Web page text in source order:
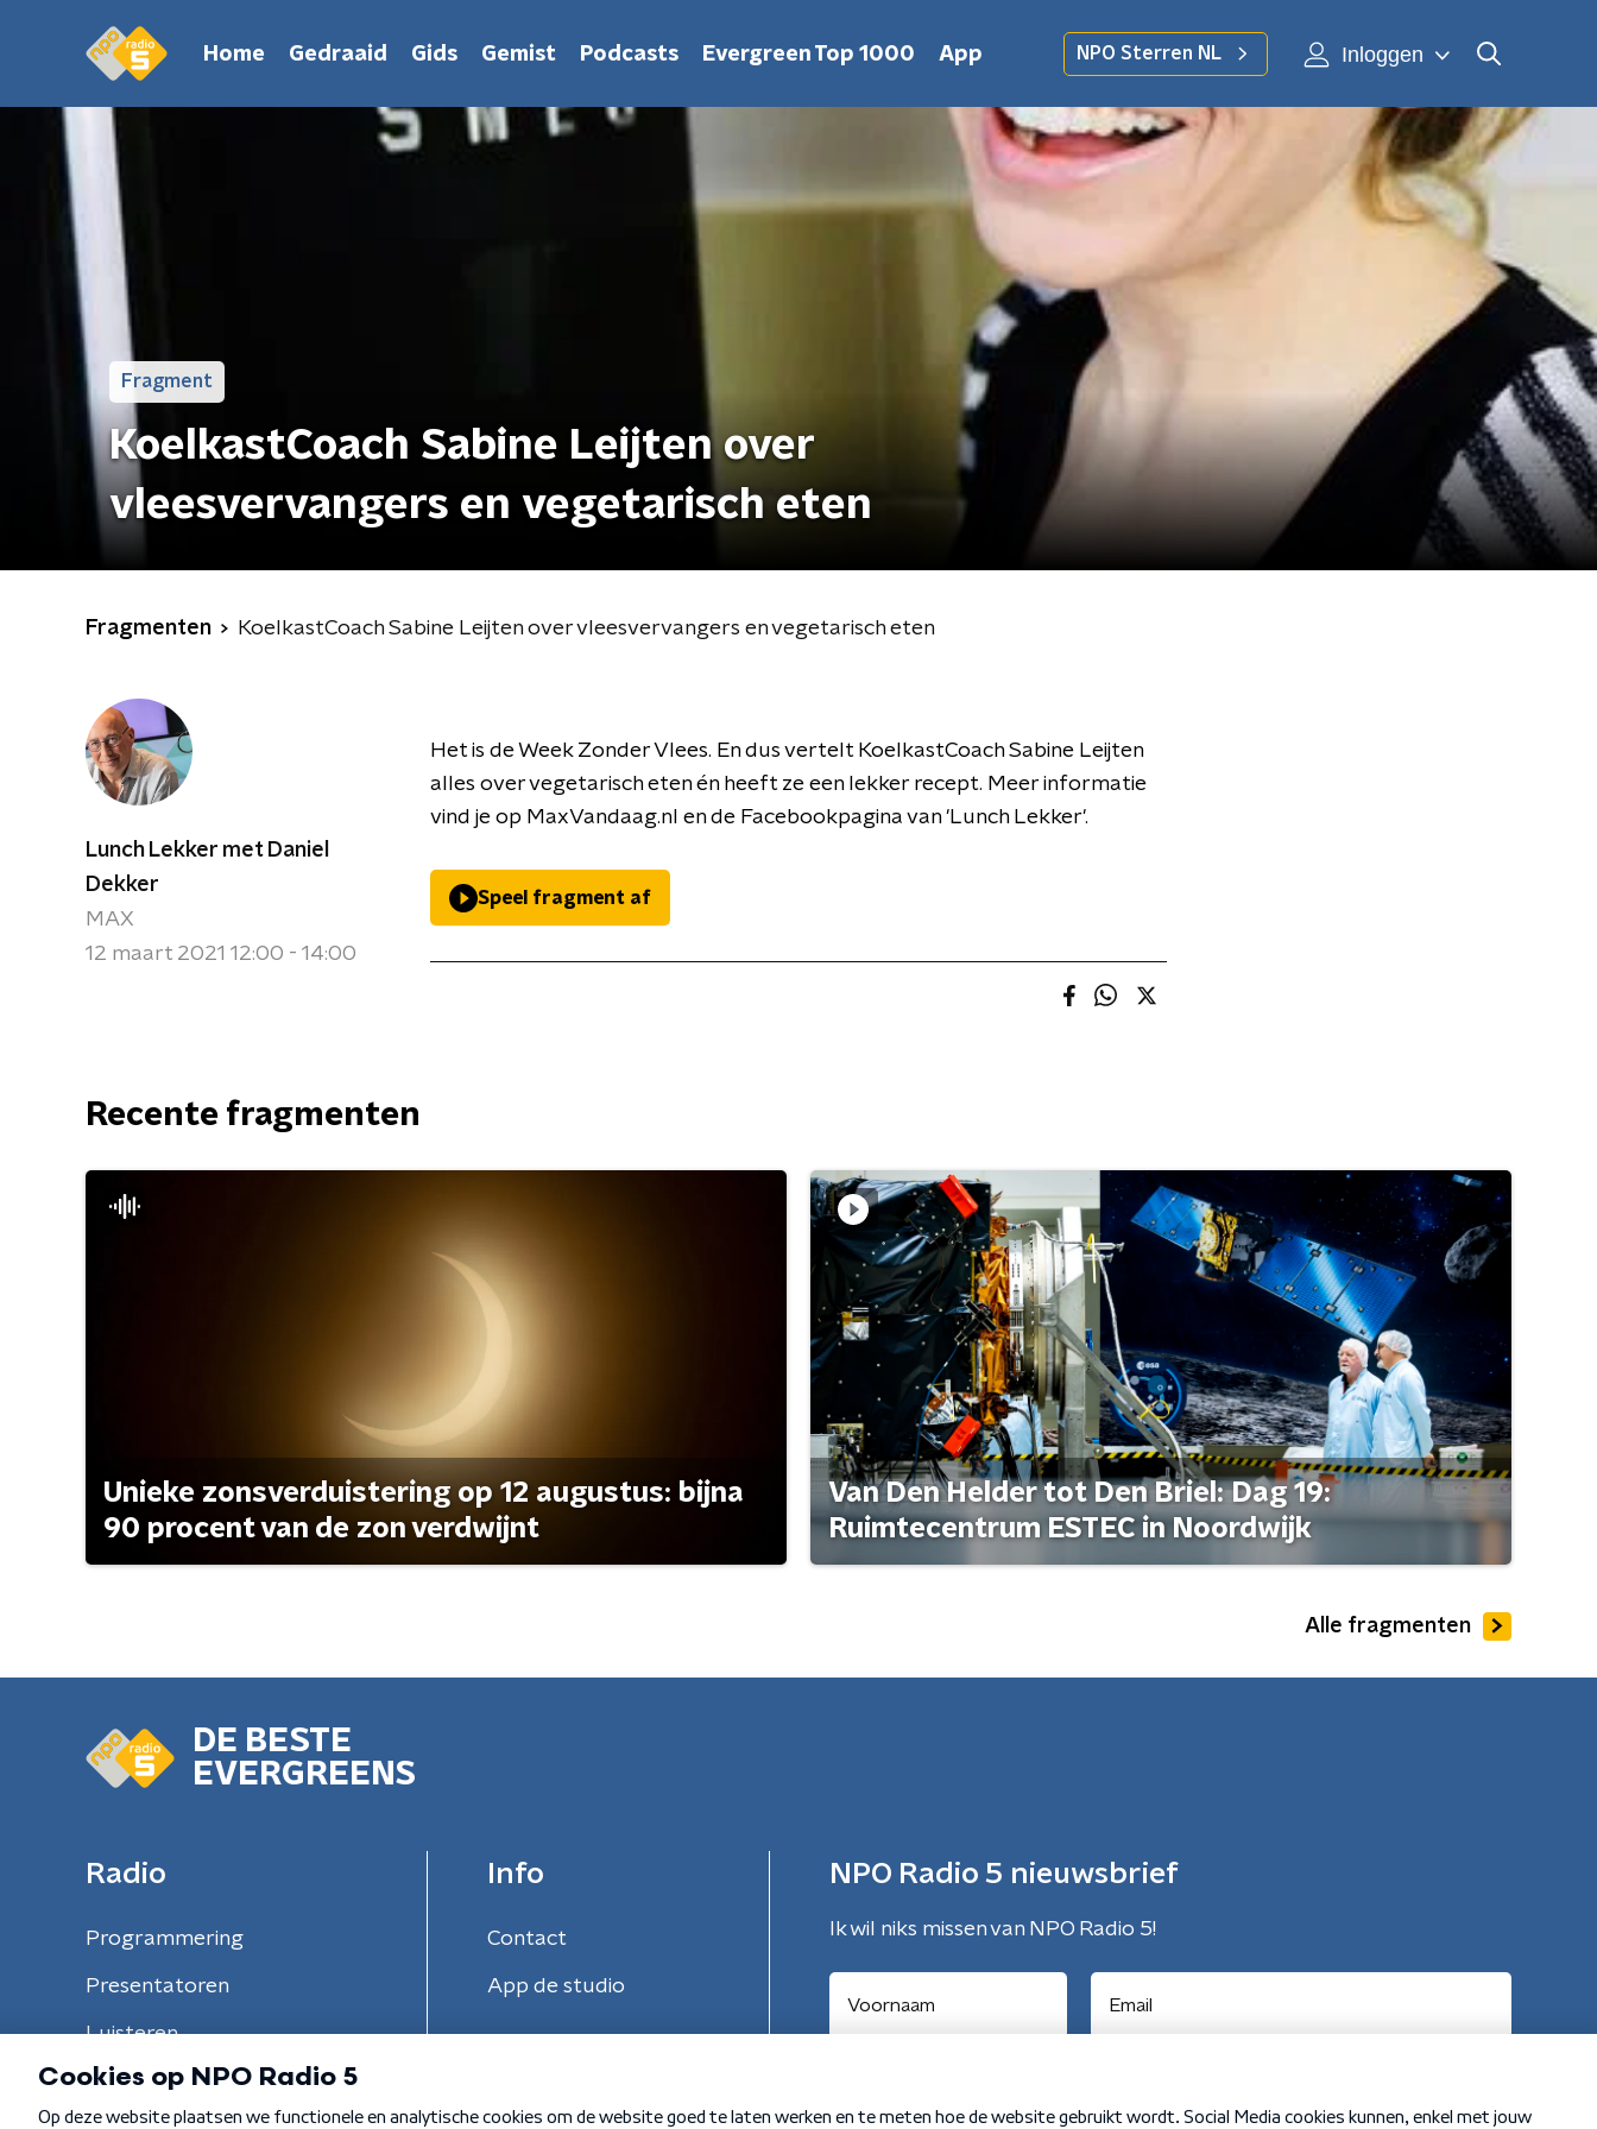
Home Gedraaid Gids Gemist Podcasts Evergreen Top 1000 App NPO Sterren NL Inloggen
Fragment
KoelkastCoach Sabine Leijten over
vleesvervangers en vegetarisch eten
Fragmenten KoelkastCoach Sabine Leijten over vleesvervangers en vegetarisch eten
Lunch Lekker met Daniel
Dekker
MAX
12 maart 2021 12:00 - 14:00
Het is de Week Zonder Vlees. En dus vertelt KoelkastCoach Sabine Leijten
alles over vegetarisch eten én heeft ze een lekker recept. Meer informatie
vind je op MaxVandaag.nl en de Facebookpagina van 'Lunch Lekker'.
Speel fragment af
Recente fragmenten
Unieke zonsverduistering op 12 augustus: bijna
90 procent van de zon verdwijnt
Van Den Helder tot Den Briel: Dag 19:
Ruimtecentrum ESTEC in Noordwijk
Alle fragmenten
DE BESTE
EVERGREENS
Radio
Programmering
Presentatoren
Luisteren
Info
Contact
App de studio
NPO Radio 5 nieuwsbrief
Ik wil niks missen van NPO Radio 5!